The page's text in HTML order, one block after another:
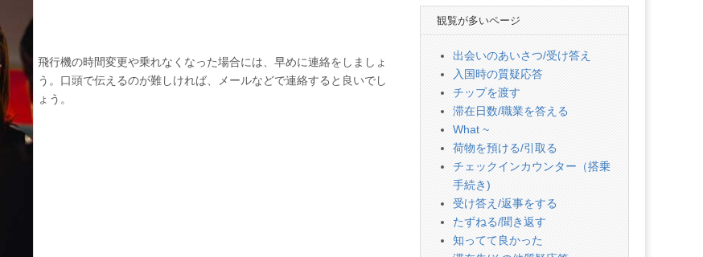
飛行機の時間変更や乗れなくなった場合には、早めに連絡をしましょ
う。口頭で伝えるのが難しければ、メールなどで連絡すると良いでし
ょう。
観覧が多いページ
出会いのあいさつ/受け答え
入国時の質疑応答
チップを渡す
滞在日数/職業を答える
What ~
荷物を預ける/引取る
チェックインカウンター（搭乗
手続き)
受け答え/返事をする
たずねる/聞き返す
知ってて良かった